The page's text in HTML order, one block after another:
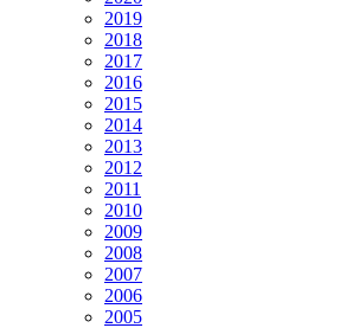
2019
2018
2017
2016
2015
2014
2013
2012
2011
2010
2009
2008
2007
2006
2005